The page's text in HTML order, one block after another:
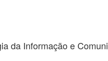
da Informação e